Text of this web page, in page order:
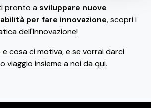
pronto asviluppare nuove
per fare innovazione, scopri i
dell'Innovazione!
e cosa ci motiva, e se vorrai darci
viaggio insieme a noi da qui.